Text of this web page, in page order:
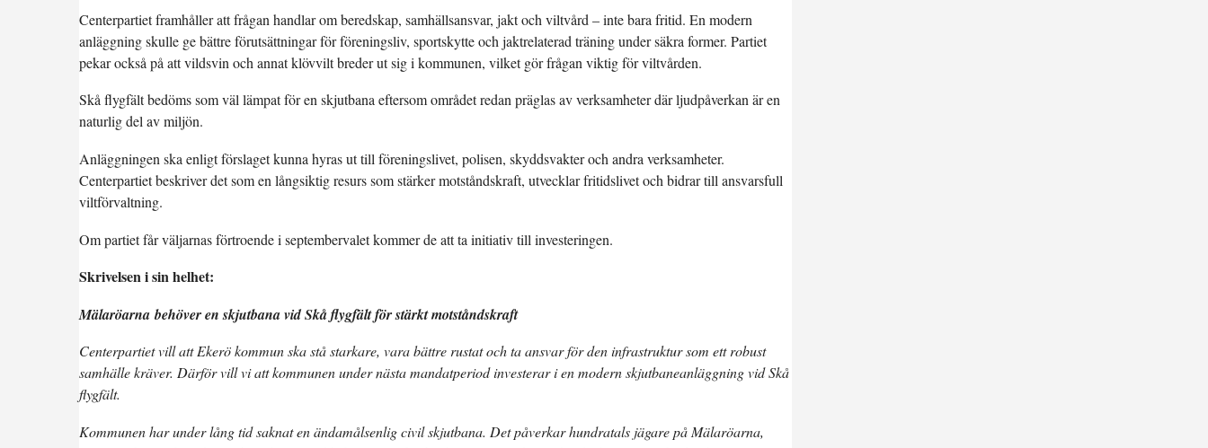
Centerpartiet framhåller att frågan handlar om beredskap, samhällsansvar, jakt och viltvård – inte bara fritid. En modern
anläggning skulle ge bättre förutsättningar för föreningsliv, sportskytte och jaktrelaterad träning under säkra former. Partiet
pekar också på att vildsvin och annat klövvilt breder ut sig i kommunen, vilket gör frågan viktig för viltvården.
Skå flygfält bedöms som väl lämpat för en skjutbana eftersom området redan präglas av verksamheter där ljudpåverkan är en
naturlig del av miljön.
Anläggningen ska enligt förslaget kunna hyras ut till föreningslivet, polisen, skyddsvakter och andra verksamheter.
Centerpartiet beskriver det som en långsiktig resurs som stärker motståndskraft, utvecklar fritidslivet och bidrar till ansvarsfull
viltförvaltning.
Om partiet får väljarnas förtroende i septembervalet kommer de att ta initiativ till investeringen.
Skrivelsen i sin helhet:
Mälaröarna behöver en skjutbana vid Skå flygfält för stärkt motståndskraft
Centerpartiet vill att Ekerö kommun ska stå starkare, vara bättre rustat och ta ansvar för den infrastruktur som ett robust
samhälle kräver. Därför vill vi att kommunen under nästa mandatperiod investerar i en modern skjutbaneanläggning vid Skå
flygfält.
Kommunen har under lång tid saknat en ändamålsenlig civil skjutbana. Det påverkar hundratals jägare på Mälaröarna,